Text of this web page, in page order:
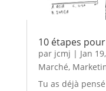
10 étapes
par jcmj | Jan
Marché,
Tu as déjà